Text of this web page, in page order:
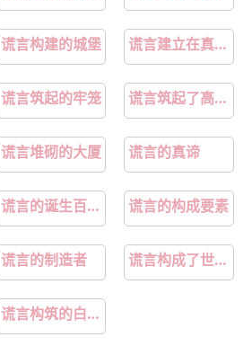
谎言构建的城堡 谎言建立在真话的基础上
谎言筑起的牢笼 谎言筑起了高高的城墙
谎言堆砌的大厦 谎言的真谛
谎言的诞生百度百科 谎言的构成要素
谎言的制造者 谎言构成了世界的秩序
谎言构筑的白昼之牢是什么